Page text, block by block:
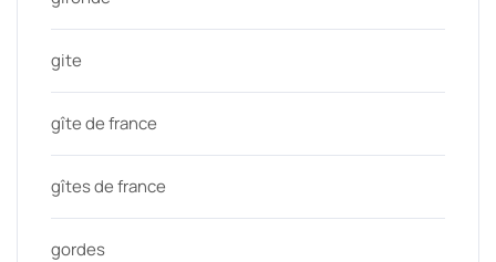
gite
gîte de france
gîtes de france
gordes